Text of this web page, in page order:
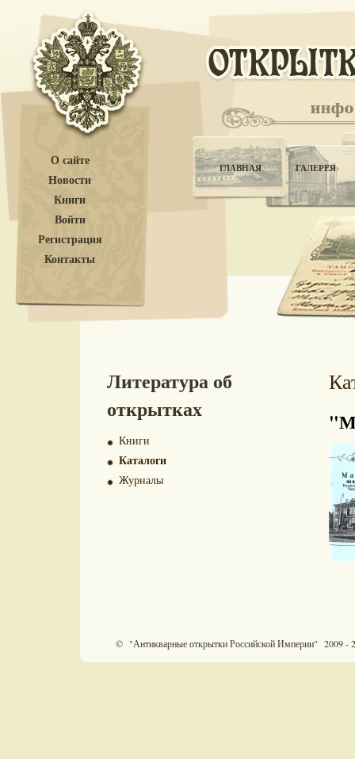
О сайте
Новости
Книги
Войти
Регистрация
Контакты
ГЛАВНАЯ ГАЛЕРЕЯ
Литература об
открытках
Книги
Каталоги
Журналы
© "Антикварные открытки Российской Империи" 2009 -